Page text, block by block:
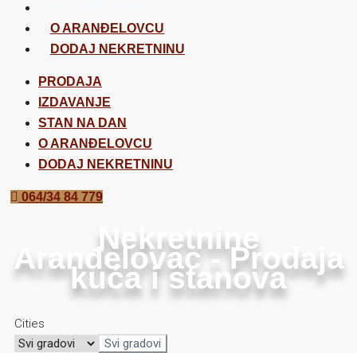
O ARANĐELOVCU
DODAJ NEKRETNINU
PRODAJA
IZDAVANJE
STAN NA DAN
O ARANĐELOVCU
DODAJ NEKRETNINU
064/34 84 779
Nekretnine
Aranđelovac - Prodaja
kuća i stanova
Cities
Svi gradovi